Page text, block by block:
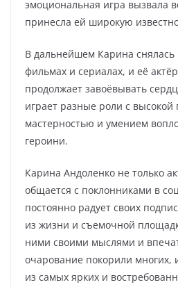
эмоциональная игра вызвала
принесла ей широкую
В дальнейшем Карина снялась
фильмах и сериалах, и её
продолжает завоёвывать
играет разные роли с
мастерностью и умением
героини.
Карина Андоленко не только
общается с поклонниками в
постоянно радует своих
из жизни и съемочной
ними своими мыслями и
очарование покорили многих,
из самых ярких и